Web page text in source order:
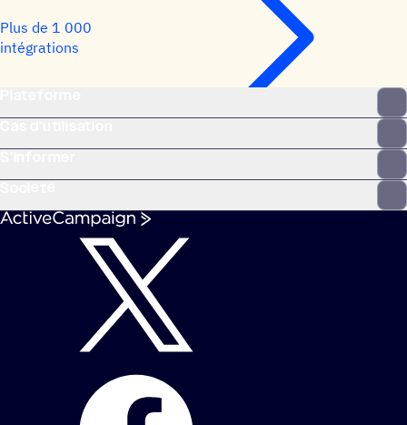
Plus de 1 000
intégrations